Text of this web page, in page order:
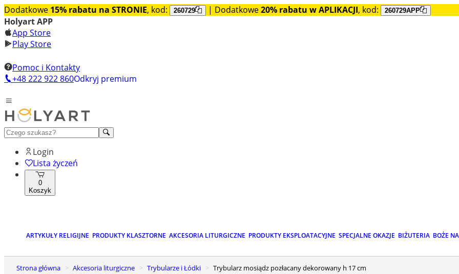
Dodatkowe 15% rabatu na STRONIE, kod: 260729 | Dodatkowe20% rabatu w APLIKACJI, kod: 260729APP
Holyart APP
App Store
Play Store
Pomoc i Kontakty
+48 222 922 860Odkryj premium
Login
Lista życzeń
0
Koszyk
ARTYKUŁY RELIGIJNE PRODUKTY KLASZTORNE AKCESORIA LITURGICZNE PRODUKTY EKSPLOATACYJNE SPECJALNE OKAZJE BIŻUTERIA BOŻE
Strona główna Akcesoria liturgiczne Trybularze i Łódki Trybularz mosiądz pozłacany dekorowany h 17 cm